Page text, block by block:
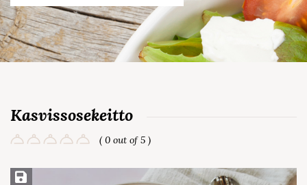
Kasvissosekeitto
( 0 out of 5 )
Save Recipe